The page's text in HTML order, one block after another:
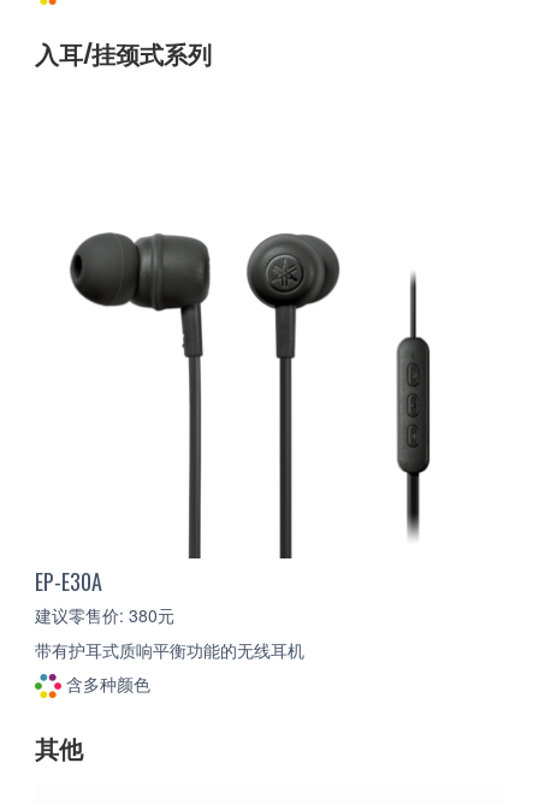
入耳/挂颈式系列
EP-E30A
建议零售价: 380元
带有护耳式质响平衡功能的无线耳机
含多种颜色
其他